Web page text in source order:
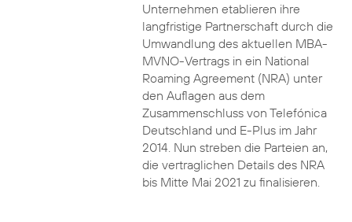
Unternehmen etablieren ihre
langfristige Partnerschaft durch die
Umwandlung des aktuellen MBA-
MVNO-Vertrags in ein National
Roaming Agreement (NRA) unter
den Auflagen aus dem
Zusammenschluss von Telefónica
Deutschland und E-Plus im Jahr
2014. Nun streben die Parteien an,
die vertraglichen Details des NRA
bis Mitte Mai 2021 zu finalisieren.